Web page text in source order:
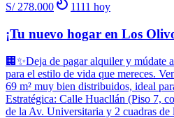
S/ 278.000 1111 hoy
¡Tu nuevo hogar en Los
🏢✨Deja de pagar alquiler y múdate
para el estilo de vida que mereces.
69 m² muy bien distribuidos, ideal
Estratégica: Calle Huacllán (Piso 7,
de la Av. Universitaria y 2 cuadras de